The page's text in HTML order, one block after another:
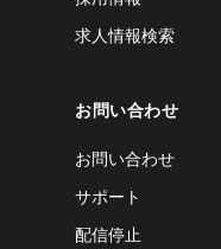
求人情報検索
お問い合わせ
お問い合わせ
サポート
配信停止